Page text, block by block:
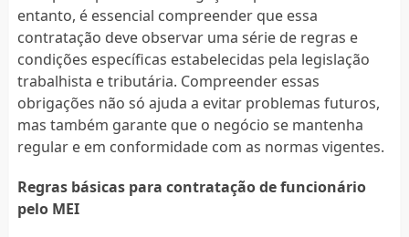
entanto, é essencial compreender que essa
contratação deve observar uma série de regras e
condições específicas estabelecidas pela legislação
trabalhista e tributária. Compreender essas
obrigações não só ajuda a evitar problemas futuros,
mas também garante que o negócio se mantenha
regular e em conformidade com as normas vigentes.
Regras básicas para contratação de funcionário
pelo MEI